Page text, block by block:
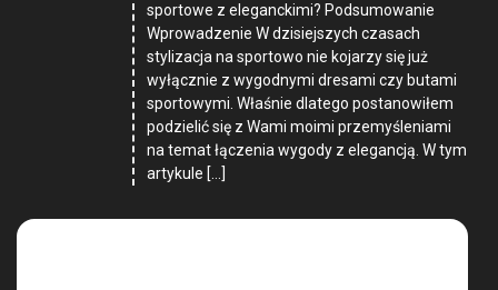
sportowe z eleganckimi? Podsumowanie
Wprowadzenie W dzisiejszych czasach
stylizacja na sportowo nie kojarzy się już
wyłącznie z wygodnymi dresami czy butami
sportowymi. Właśnie dlatego postanowiłem
podzielić się z Wami moimi przemyśleniami
na temat łączenia wygody z elegancją. W tym
artykule […]